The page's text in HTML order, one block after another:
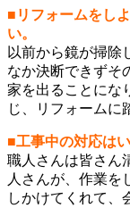
■リフォームをし
い。
以前から鏡が掃除
なか決断できずそ
家を出ることにな
じ、リフォームに
■工事中の対応は
職人さんは皆さん
人さんが、作業を
しかけてくれて、